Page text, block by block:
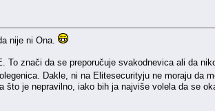
nije ni Ona.
To znači da se preporučuje svakodnevica ali da
Dakle, ni na Elitesecurityju ne moraju da
je nepravilno, iako bih ja najviše volela da se